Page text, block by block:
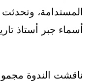
المستدامة، وتحدثت
أسماء جبر أستاذ
ناقشت الندوة